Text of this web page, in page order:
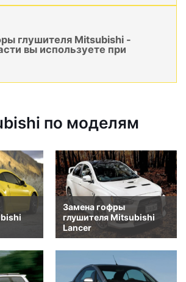
глушителя Mitsubishi -
вы используете при
по моделям
Замена гофры
глушителя Mitsubishi
Lancer